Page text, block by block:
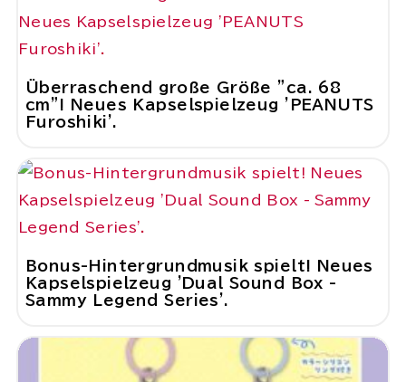
Überraschend große Größe "ca. 68
cm"! Neues Kapselspielzeug 'PEANUTS
Furoshiki'.
Bonus-Hintergrundmusik spielt! Neues
Kapselspielzeug 'Dual Sound Box -
Sammy Legend Series'.